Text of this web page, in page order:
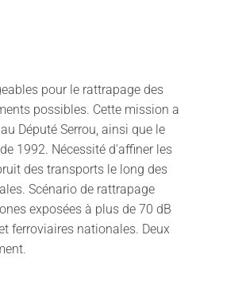
pour le rattrapage des
possibles. Cette mission a
Député Serrou, ainsi que le
1992. Nécessité d'affiner les
des transports le long des
Scénario de rattrapage
exposées à plus de 70 dB
ferroviaires nationales. Deux